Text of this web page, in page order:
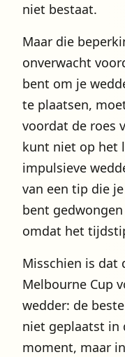
niet bestaat.
Maar die
onverwacht
bent om je
te plaatsen,
voordat de roes
kunt niet op het
impulsieve
van een tip die
bent
omdat het
Misschien is dat
Melbourne Cup
wedder: de
niet geplaatst in
moment, maar